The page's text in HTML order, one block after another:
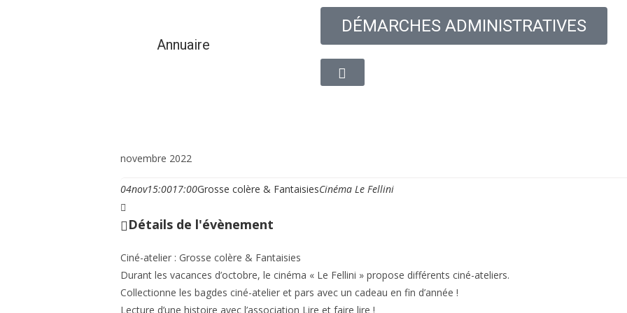
Annuaire
DÉMARCHES ADMINISTRATIVES
novembre 2022
04nov15:0017:00Grosse colère & FantaisiesCinéma Le Fellini
Détails de l'évènement
Ciné-atelier : Grosse colère & Fantaisies
Durant les vacances d’octobre, le cinéma « Le Fellini » propose différents ciné-ateliers.
Collectionne les bagdes ciné-atelier et pars avec un cadeau en fin d’année !
Lecture d’une histoire avec l’association Lire et faire lire !